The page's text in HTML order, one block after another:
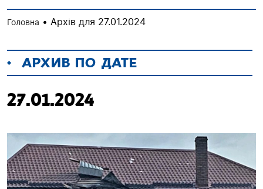
Головна • Архів для 27.01.2024
АРХИВ ПО ДАТЕ
27.01.2024